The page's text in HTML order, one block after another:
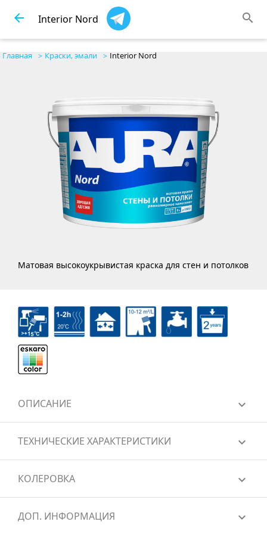
Главная Краски, эмали Interior Nord
Матовая высокоукрывистая краска для стен и потолков
ОПИСАНИЕ
ТЕХНИЧЕСКИЕ ХАРАКТЕРИСТИКИ
КОЛЕРОВКА
ДОП. ИНФОРМАЦИЯ
arrow_back Interior Nord search